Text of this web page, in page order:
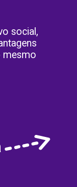
social,
mesmo